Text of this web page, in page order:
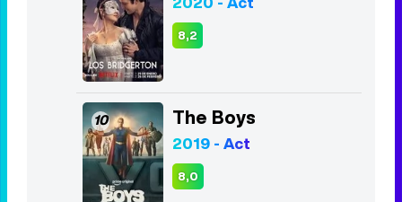
8 The Walking Dead
7,9
9 Los Bridgerton